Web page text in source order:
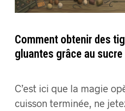
Comment obtenir des
gluantes grâce au sucre
C’est ici que la magie
cuisson terminée, ne